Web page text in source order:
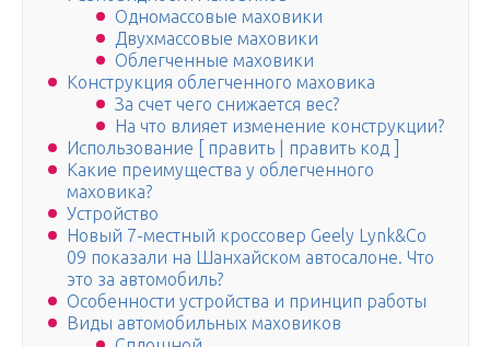
Одномассовые маховики
Двухмассовые маховики
Облегченные маховики
Конструкция облегченного маховика
За счет чего снижается вес?
На что влияет изменение конструкции?
Использование [ править | править код ]
Какие преимущества у облегченного
маховика?
Устройство
Новый 7-местный кроссовер Geely Lynk&Co
09 показали на Шанхайском автосалоне. Что
это за автомобиль?
Особенности устройства и принцип работы
Виды автомобильных маховиков